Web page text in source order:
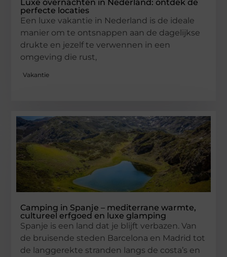
Luxe overnachten in Nederland: ontdek de
perfecte locaties
Een luxe vakantie in Nederland is de ideale
manier om te ontsnappen aan de dagelijkse
drukte en jezelf te verwennen in een
omgeving die rust,
Vakantie
Camping in Spanje – mediterrane warmte,
cultureel erfgoed en luxe glamping
Spanje is een land dat je blijft verbazen. Van
de bruisende steden Barcelona en Madrid tot
de langgerekte stranden langs de costa’s en